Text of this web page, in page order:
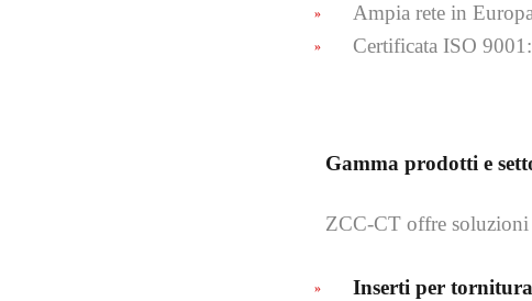
Ampia rete in
Certificata ISO
Gamma prodotti e
ZCC-CT offre soluzioni
Inserti per tornitura